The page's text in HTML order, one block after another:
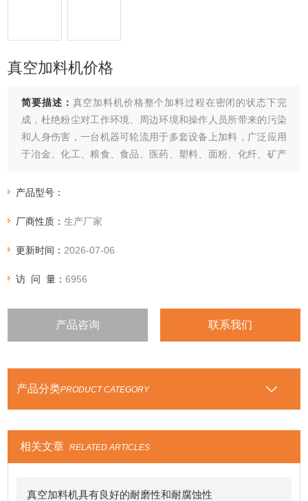
真空加料机价格
简要描述： 真空加料机价格整个加料过程在密闭的状态下完
成，杜绝粉尘对工作环境、周边环境和操作人员所带来的污染
和人身伤害，一台机器可轮流用于多套设备上加料，广泛应用
于冶金、化工、粮食、食品、医药、塑料、面粉、化纤、矿产
产品型号：
厂商性质：生产厂家
更新时间： 2026-07-06
访 问 量：6956
产品咨询 联系我们
产品分类PRODUCT CATEGORY
相关文章 RELATED ARTICLES
真空加料机具有良好的耐磨性和耐腐蚀性